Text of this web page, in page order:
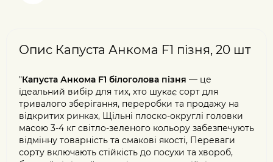
Опис Капуста Анкома F1 пізня, 20 шт
"Капуста Анкома F1 білоголова пізня — це
ідеальний вибір для тих, хто шукає сорт для
тривалого зберігання, переробки та продажу на
відкритих ринках, Щільні плоско-округлі головки
масою 3-4 кг світло-зеленого кольору забезпечують
відмінну товарність та смакові якості, Переваги
сорту включають стійкість до посухи та хвороб,